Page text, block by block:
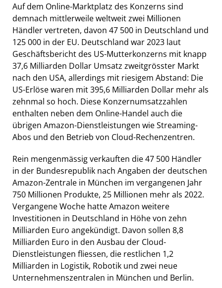
Auf dem Online-Marktplatz des Konzerns sind
demnach mittlerweile weltweit zwei Millionen
Händler vertreten, davon 47 500 in Deutschland und
125 000 in der EU. Deutschland war 2023 laut
Geschäftsbericht des US-Mutterkonzerns mit knapp
37,6 Milliarden Dollar Umsatz zweitgrösster Markt
nach den USA, allerdings mit riesigem Abstand: Die
US-Erlöse waren mit 395,6 Milliarden Dollar mehr als
zehnmal so hoch. Diese Konzernumsatzzahlen
enthalten neben dem Online-Handel auch die
übrigen Amazon-Dienstleistungen wie Streaming-
Abos und den Betrieb von Cloud-Rechenzentren.
Rein mengenmässig verkauften die 47 500 Händler
in der Bundesrepublik nach Angaben der deutschen
Amazon-Zentrale in München im vergangenen Jahr
750 Millionen Produkte, 25 Millionen mehr als 2022.
Vergangene Woche hatte Amazon weitere
Investitionen in Deutschland in Höhe von zehn
Milliarden Euro angekündigt. Davon sollen 8,8
Milliarden Euro in den Ausbau der Cloud-
Dienstleistungen fliessen, die restlichen 1,2
Milliarden in Logistik, Robotik und zwei neue
Unternehmenszentralen in München und Berlin.